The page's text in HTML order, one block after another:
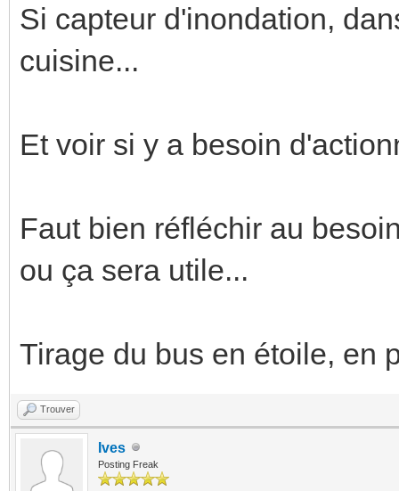
Si capteur d'inondation,
cuisine...
Et voir si y a besoin
Faut bien réfléchir au
ou ça sera utile...
Tirage du bus en étoile, en
Trouver
Ives
Posting Freak